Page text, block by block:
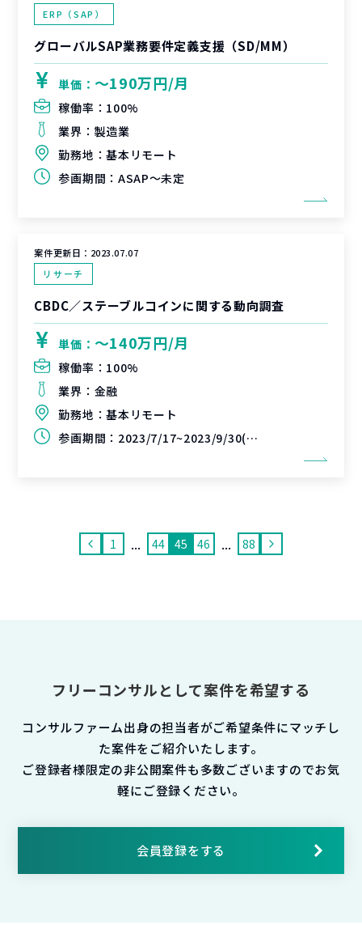
ERP（SAP）
グローバルSAP業務要件定義支援（SD/MM）
単価： 〜190万円/月
稼働率： 100%
業界： 製造業
勤務地：基本リモート
参画期間： ASAP～未定
案件更新日： 2023.07.07
リサーチ
CBDC／ステーブルコインに関する動向調査
単価： 〜140万円/月
稼働率： 100%
業界： 金融
勤務地：基本リモート
参画期間： 2023/7/17~2023/9/30(延長可能性あり)
1 ... 44 45 46 ... 88
フリーコンサルとして案件を希望する
コンサルファーム出身の担当者がご希望条件にマッチし
た案件をご紹介いたします。
ご登録者様限定の非公開案件も多数ございますのでお気
軽にご登録ください。
会員登録をする